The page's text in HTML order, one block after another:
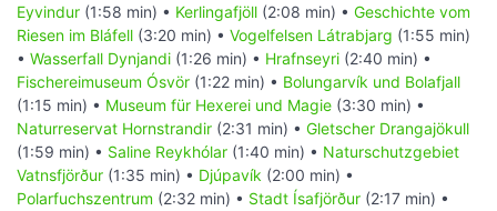
Eyvindur (1:58 min) • Kerlingafjöll (2:08 min) • Geschichte vom
Riesen im Bláfell (3:20 min) • Vogelfelsen Látrabjarg (1:55 min)
• Wasserfall Dynjandi (1:26 min) • Hrafnseyri (2:40 min) •
Fischereimuseum Ósvör (1:22 min) • Bolungarvík und Bolafjall
(1:15 min) • Museum für Hexerei und Magie (3:30 min) •
Naturreservat Hornstrandir (2:31 min) • Gletscher Drangajökull
(1:59 min) • Saline Reykhólar (1:40 min) • Naturschutzgebiet
Vatnsfjörður (1:35 min) • Djúpavík (2:00 min) •
Polarfuchszentrum (2:32 min) • Stadt Ísafjörður (2:17 min) •